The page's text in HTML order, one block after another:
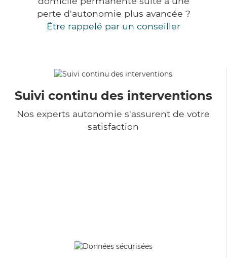
perte d'autonomie plus avancée ?
Être rappelé par un conseiller
Suivi continu des interventions
Nos experts autonomie s'assurent de votre
satisfaction